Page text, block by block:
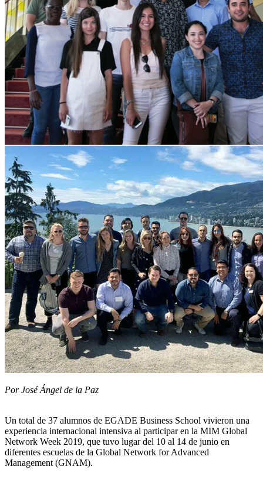
Por José Ángel de la Paz
Un total de 37 alumnos de EGADE Business School vivieron una
experiencia internacional intensiva al participar en la MIM Global
Network Week 2019, que tuvo lugar del 10 al 14 de junio en
diferentes escuelas de la Global Network for Advanced
Management (GNAM).